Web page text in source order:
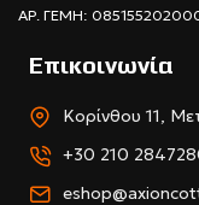
ΑΡ. ΓΕΜΗ:
Επικοινωνία
Κορίνθου 11,
+30 210